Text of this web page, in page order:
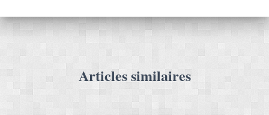
Articles similaires